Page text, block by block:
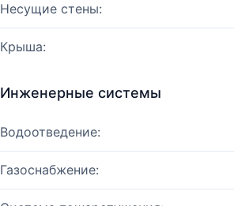
Несущие стены:
Крыша:
Инженерные системы
Водоотведение:
Газоснабжение: